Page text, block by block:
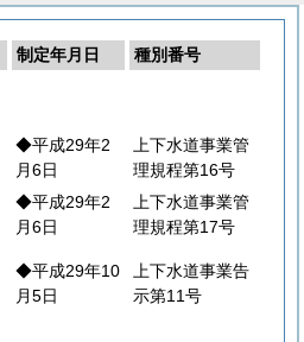
制定年月日
種別番号
◆平成29年2
月6日
上下水道事業管
理規程第16号
◆平成29年2
月6日
上下水道事業管
理規程第17号
◆平成29年10
月5日
上下水道事業告
示第11号